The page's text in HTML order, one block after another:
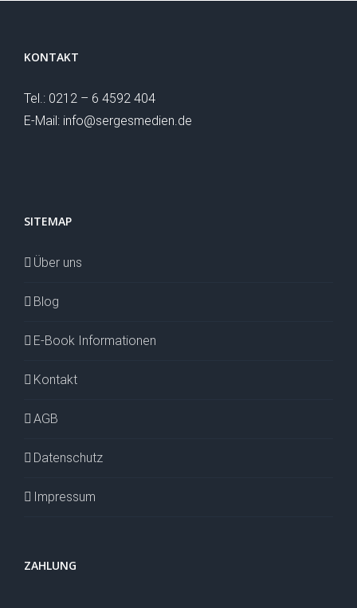
KONTAKT
Tel.: 0212 – 6 4592 404
E-Mail: info@sergesmedien.de
SITEMAP
Über uns
Blog
E-Book Informationen
Kontakt
AGB
Datenschutz
Impressum
ZAHLUNG